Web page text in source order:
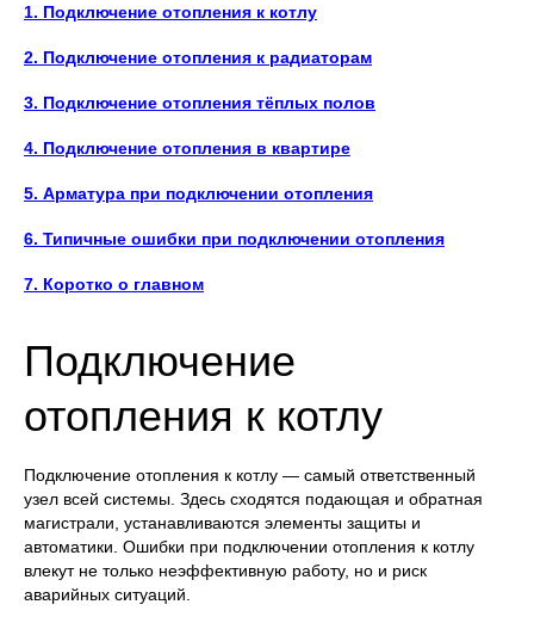
1. Подключение отопления к котлу
2. Подключение отопления к радиаторам
3. Подключение отопления тёплых полов
4. Подключение отопления в квартире
5. Арматура при подключении отопления
6. Типичные ошибки при подключении отопления
7. Коротко о главном
Подключение
отопления к котлу
Подключение отопления к котлу — самый ответственный
узел всей системы. Здесь сходятся подающая и обратная
магистрали, устанавливаются элементы защиты и
автоматики. Ошибки при подключении отопления к котлу
влекут не только неэффективную работу, но и риск
аварийных ситуаций.